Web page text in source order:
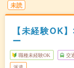
未読
【未経験OK
ー
職種未経験OK 交
派遣